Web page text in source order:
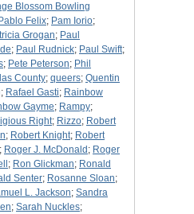
Blossom Bowling
Pablo Felix; Pam Iorio;
Grogan; Paul
; Paul Rudnick; Paul Swift;
; Pete Peterson; Phil
County; queers; Quentin
; Rafael Gasti; Rainbow
Gayme; Rampy;
Right; Rizzo; Robert
; Robert Knight; Robert
; Roger J. McDonald ; Roger
; Ron Glickman; Ronald
Senter; Rosanne Sloan;
L. Jackson; Sandra
; Sarah Nuckles;